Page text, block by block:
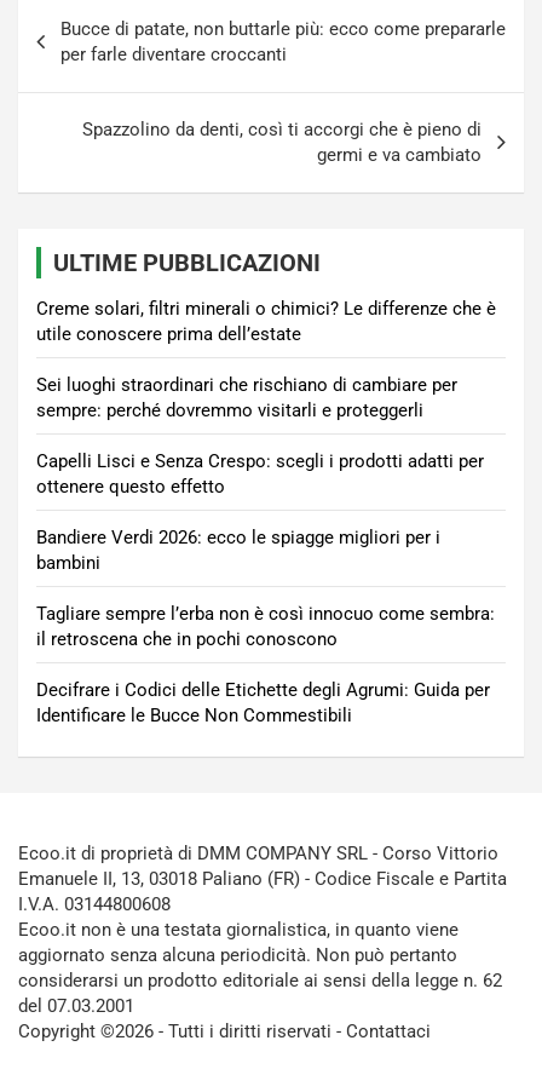
articoli
Bucce di patate, non buttarle più: ecco come prepararle
per farle diventare croccanti
Spazzolino da denti, così ti accorgi che è pieno di
germi e va cambiato
ULTIME PUBBLICAZIONI
Creme solari, filtri minerali o chimici? Le differenze che è
utile conoscere prima dell’estate
Sei luoghi straordinari che rischiano di cambiare per
sempre: perché dovremmo visitarli e proteggerli
Capelli Lisci e Senza Crespo: scegli i prodotti adatti per
ottenere questo effetto
Bandiere Verdi 2026: ecco le spiagge migliori per i
bambini
Tagliare sempre l’erba non è così innocuo come sembra:
il retroscena che in pochi conoscono
Decifrare i Codici delle Etichette degli Agrumi: Guida per
Identificare le Bucce Non Commestibili
Ecoo.it di proprietà di DMM COMPANY SRL - Corso Vittorio
Emanuele II, 13, 03018 Paliano (FR) - Codice Fiscale e Partita
I.V.A. 03144800608
Ecoo.it non è una testata giornalistica, in quanto viene
aggiornato senza alcuna periodicità. Non può pertanto
considerarsi un prodotto editoriale ai sensi della legge n. 62
del 07.03.2001
Copyright ©2026 - Tutti i diritti riservati - Contattaci